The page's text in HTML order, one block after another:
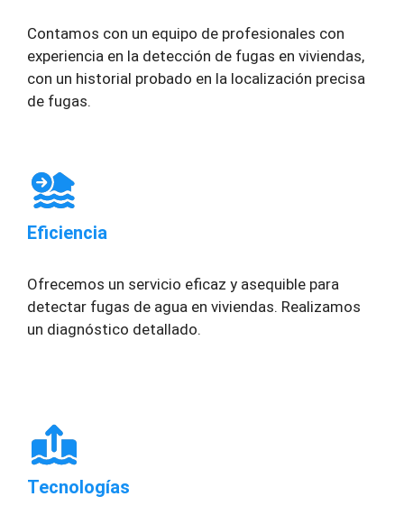
Contamos con un equipo de profesionales con
experiencia en la detección de fugas en viviendas,
con un historial probado en la localización precisa
de fugas.
Eficiencia
Ofrecemos un servicio eficaz y asequible para
detectar fugas de agua en viviendas. Realizamos
un diagnóstico detallado.
Tecnologías